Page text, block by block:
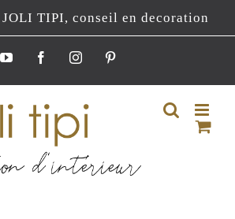
TIPI, conseil en decoration
YouTubeFacebookInstagramPinterest